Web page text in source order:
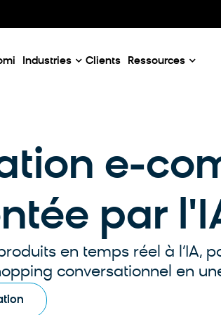
Industries Clients Ressources
Email Use Cases
e-
par
en temps réel à l’IA,
conversationnel en